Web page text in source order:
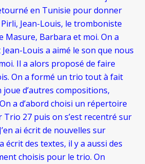
en Tunisie pour donner
Jean-Louis, le tromboniste
Masure, Barbara et moi. On a
Louis a aimé le son que nous
Il a alors proposé de faire
On a formé un trio tout à fait
d’autres compositions,
a d’abord choisi un répertoire
27 puis on s’est recentré sur
ai écrit de nouvelles sur
écrit des textes, il y a aussi des
choisis pour le trio. On